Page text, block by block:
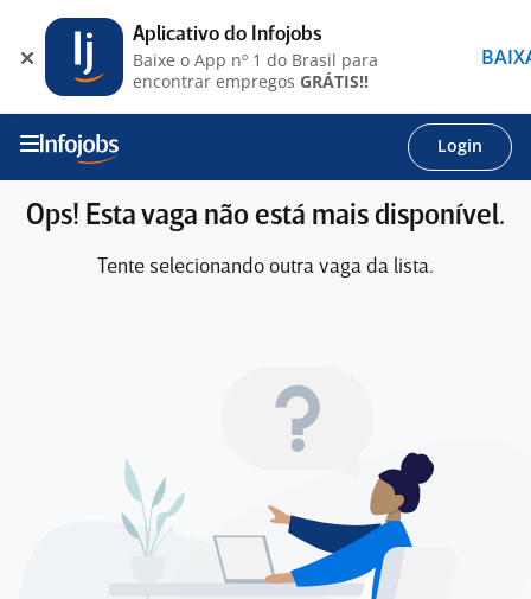
Login
Ops! Esta vaga não está mais disponível.
Tente selecionando outra vaga da lista.
Aplicativo do Infojobs
Baixe o App nº 1 do Brasil para
encontrar empregos GRÁTIS!!